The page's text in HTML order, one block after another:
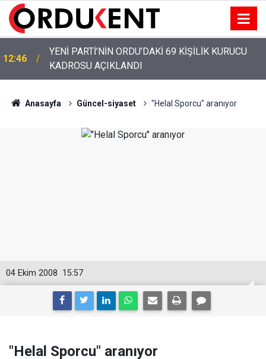
12:46
YENİ PARTİ’NİN ORDU’DAKİ 69 KİŞİLİK KURUCU
KADROSU AÇIKLANDI
Anasayfa Güncel-siyaset "Helal Sporcu" aranıyor
15:57
04 Ekim 2008
"Helal Sporcu" aranıyor